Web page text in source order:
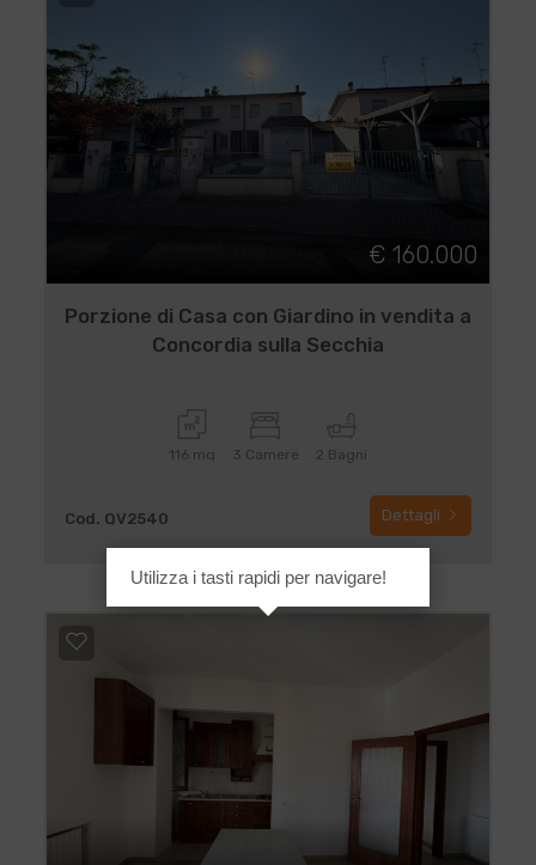
€ 160.000
Porzione di Casa con Giardino in vendita a
Concordia sulla Secchia
116 mq 3 Camere 2 Bagni
Cod. QV2540 Dettagli
Utilizza i tasti rapidi per navigare!